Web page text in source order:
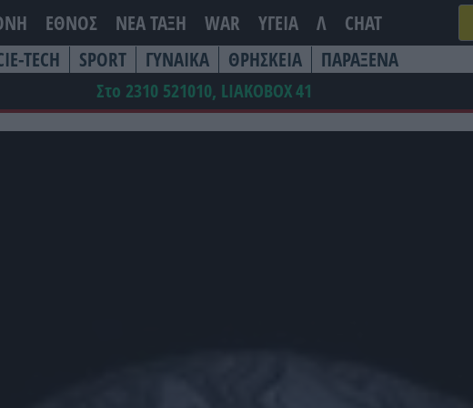
ΕΘΝΟΣ ΝΕΑ ΤΆΞΗ WAR ΥΓΕΙΑ Λ CHAT
TECH SPORT ΓΥΝΑΙΚΑ ΘΡΗΣΚΕΙΑ ΠΑΡΑΞΕΝΑ
Στο 2310 521010, LIAKOBOX41